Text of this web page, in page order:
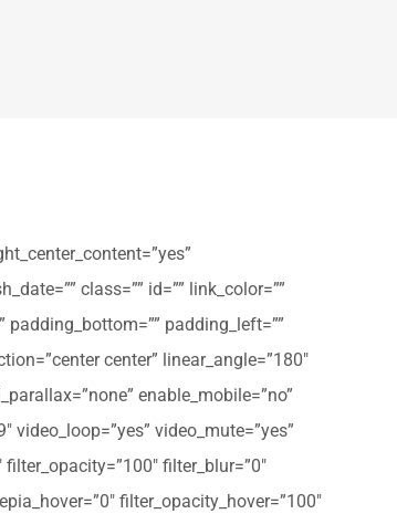
class=”” id=”” link_color=””
padding_bottom=”” padding_left=””
center” linear_angle=”180″
enable_mobile=”no”
video_loop=”yes” video_mute=”yes”
filter_blur=”0″
filter_opacity_hover=”100″